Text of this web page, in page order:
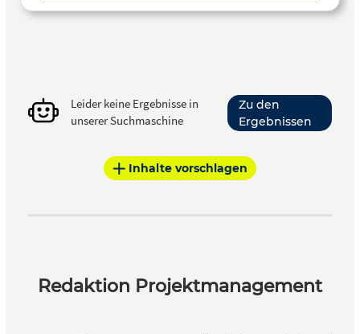
Leider keine Ergebnisse in
unserer Suchmaschine
Zu den
Ergebnissen
Inhalte vorschlagen
Redaktion Projektmanagement